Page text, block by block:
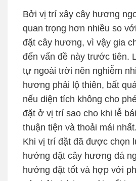
Bởi vị trí xây cây hương
quan trọng hơn nhiều so
đặt cây hương, vì vậy gia
đến vấn đề này trước tiên.
tự ngoài trời nên nghiễm
hương phải lộ thiên, bất
nếu diện tích không cho
đặt ở vị trí sao cho khi lễ
thuận tiện và thoải mái nhất.
Khi vị trí đặt đã được chọn
hướng đặt cây hương đá
hướng đặt tốt và hợp với